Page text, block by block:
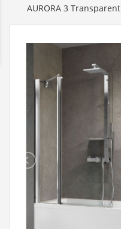
AURORA 3 Transparent